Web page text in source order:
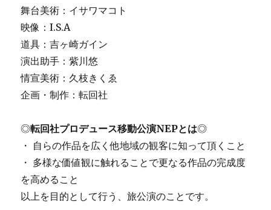
舞台美術：イサワマコト
映像：I.S.A
道具：吉ヶ崎ガイン
演出助手：紫川悠
情宣美術：久枝きくゑ
企画・制作：転回社
◎転回社プロデュース移動公演NEPとは◎
・ 自らの作品を広く他地域の観客に知って頂くこと
・ 多様な価値観に触れることで更なる作品の完成度
を高めること
以上を目的として行う、旅公演のことです。